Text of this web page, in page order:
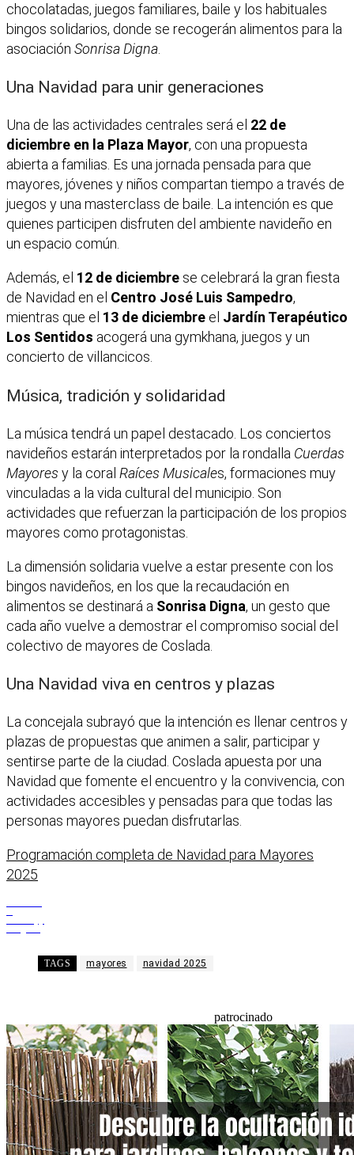
chocolatadas, juegos familiares, baile y los habituales
bingos solidarios, donde se recogerán alimentos para la
asociación Sonrisa Digna.
Una Navidad para unir generaciones
Una de las actividades centrales será el 22 de
diciembre en la Plaza Mayor, con una propuesta
abierta a familias. Es una jornada pensada para que
mayores, jóvenes y niños compartan tiempo a través de
juegos y una masterclass de baile. La intención es que
quienes participen disfruten del ambiente navideño en
un espacio común.
Además, el 12 de diciembre se celebrará la gran fiesta
de Navidad en el Centro José Luis Sampedro,
mientras que el 13 de diciembre el Jardín Terapéutico
Los Sentidos acogerá una gymkhana, juegos y un
concierto de villancicos.
Música, tradición y solidaridad
La música tendrá un papel destacado. Los conciertos
navideños estarán interpretados por la rondalla Cuerdas
Mayores y la coral Raíces Musicales, formaciones muy
vinculadas a la vida cultural del municipio. Son
actividades que refuerzan la participación de los propios
mayores como protagonistas.
La dimensión solidaria vuelve a estar presente con los
bingos navideños, en los que la recaudación en
alimentos se destinará a Sonrisa Digna, un gesto que
cada año vuelve a demostrar el compromiso social del
colectivo de mayores de Coslada.
Una Navidad viva en centros y plazas
La concejala subrayó que la intención es llenar centros y
plazas de propuestas que animen a salir, participar y
sentirse parte de la ciudad. Coslada apuesta por una
Navidad que fomente el encuentro y la convivencia, con
actividades accesibles y pensadas para que todas las
personas mayores puedan disfrutarlas.
Programación completa de Navidad para Mayores
2025
TAGS mayores navidad 2025
patrocinado